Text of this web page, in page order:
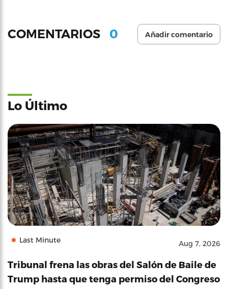
COMENTARIOS 0 Añadir comentario
Lo Último
Last Minute Aug 7, 2026
Tribunal frena las obras del Salón de Baile de
Trump hasta que tenga permiso del Congreso